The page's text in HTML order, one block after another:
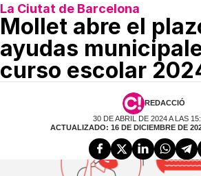
La Ciutat de Barcelona
Mollet abre el
ayudas
curso escolar
REDACCIÓ
30 DE ABRIL DE 2024 A LAS
ACTUALIZADO: 16 DE DICIEMBRE DE